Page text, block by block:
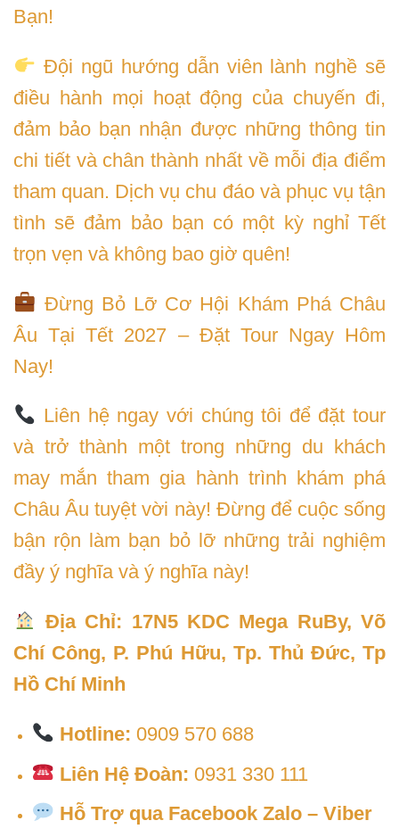
Bạn!
Đội ngũ hướng dẫn viên lành nghề sẽ
điều hành mọi hoạt động của chuyến đi,
đảm bảo bạn nhận được những thông tin
chi tiết và chân thành nhất về mỗi địa điểm
tham quan. Dịch vụ chu đáo và phục vụ tận
tình sẽ đảm bảo bạn có một kỳ nghỉ Tết
trọn vẹn và không bao giờ quên!
Đừng Bỏ Lỡ Cơ Hội Khám Phá Châu
Âu Tại Tết 2027 – Đặt Tour Ngay Hôm
Nay!
Liên hệ ngay với chúng tôi để đặt tour
và trở thành một trong những du khách
may mắn tham gia hành trình khám phá
Châu Âu tuyệt vời này! Đừng để cuộc sống
bận rộn làm bạn bỏ lỡ những trải nghiệm
đầy ý nghĩa và ý nghĩa này!
Địa Chỉ: 17N5 KDC Mega RuBy, Võ
Chí Công, P. Phú Hữu, Tp. Thủ Đức, Tp
Hồ Chí Minh
Hotline: 0909 570 688
Liên Hệ Đoàn: 0931 330 111
Hỗ Trợ qua Facebook Zalo – Viber